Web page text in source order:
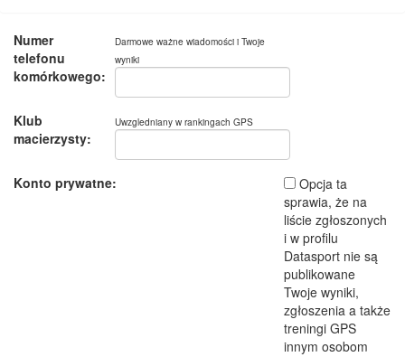
Numer
telefonu
komórkowego:
Darmowe ważne wiadomości i Twoje
wyniki
Klub
macierzysty:
Uwzgledniany w rankingach GPS
Konto prywatne:
Opcja ta
sprawia, że na
liście zgłoszonych
i w profilu
Datasport nie są
publikowane
Twoje wyniki,
zgłoszenia a także
treningi GPS
innym osobom